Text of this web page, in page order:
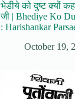
भेडीये को दुष्ट क्यों
जी | Bhediye Ko
: Harishankar
October 19,